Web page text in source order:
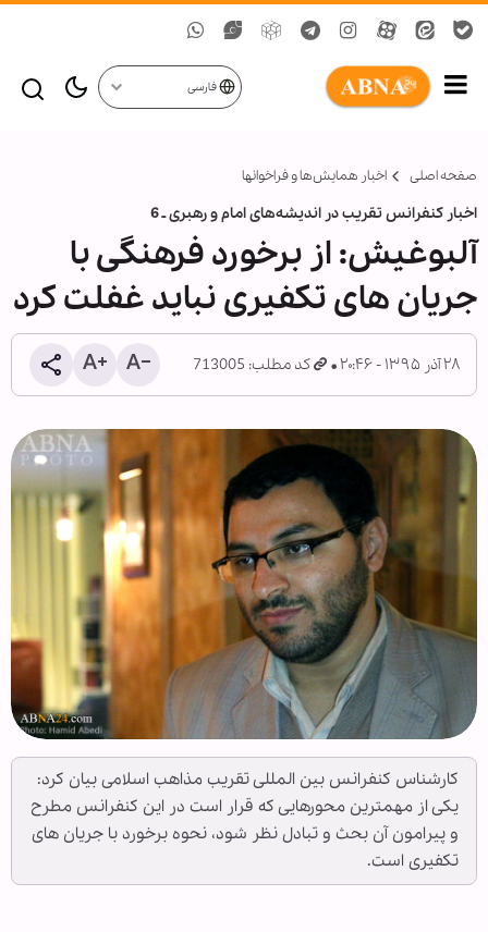
فارسی
صفحه اصلی اخبار همايش‌ها و فراخوان‏ها
اخبار کنفرانس تقریب در اندیشه‌های امام و رهبری ـ 6
آلبوغیش: از برخورد فرهنگی با
جریان های تکفیری نباید غفلت کرد
۲۸ آذر ۱۳۹۵ - ۲۰:۴۶ کد مطلب: 713005
کارشناس کنفرانس بین المللی تقریب مذاهب اسلامی بیان کرد:
یکی از مهمترین محورهایی که قرار است در این کنفرانس مطرح
و پیرامون آن بحث و تبادل نظر شود، نحوه برخورد با جریان های
تکفیری است.